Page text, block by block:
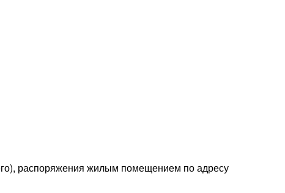
распоряжения жилым помещением по адресу